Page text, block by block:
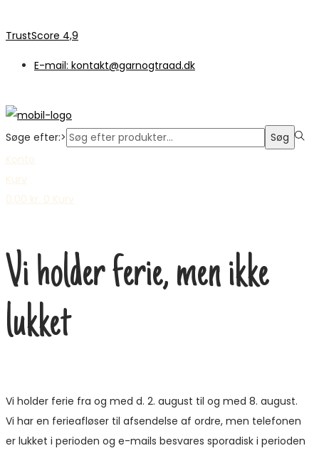
TrustScore 4,9
E-mail: kontakt@garnogtraad.dk
Søge efter:>
Søg
Konto
Kurv
0,00 kr. 0 Kurv
Vi holder ferie, men ikke
lukket
Vi holder ferie fra og med d. 2. august til og med 8. august.
Vi har en ferieafløser til afsendelse af ordre, men telefonen
er lukket i perioden og e-mails besvares sporadisk i perioden